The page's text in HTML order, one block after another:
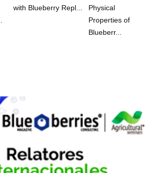
with Blueberry Repl...
Physical
Properties of
Blueberr...